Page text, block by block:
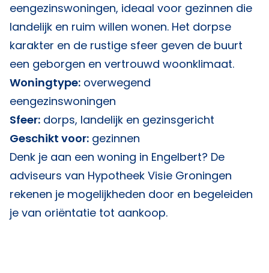
eengezinswoningen, ideaal voor gezinnen die
landelijk en ruim willen wonen. Het dorpse
karakter en de rustige sfeer geven de buurt
een geborgen en vertrouwd woonklimaat.
Woningtype: overwegend
eengezinswoningen
Sfeer: dorps, landelijk en gezinsgericht
Geschikt voor: gezinnen
Denk je aan een woning in Engelbert? De
adviseurs van Hypotheek Visie Groningen
rekenen je mogelijkheden door en begeleiden
je van oriëntatie tot aankoop.